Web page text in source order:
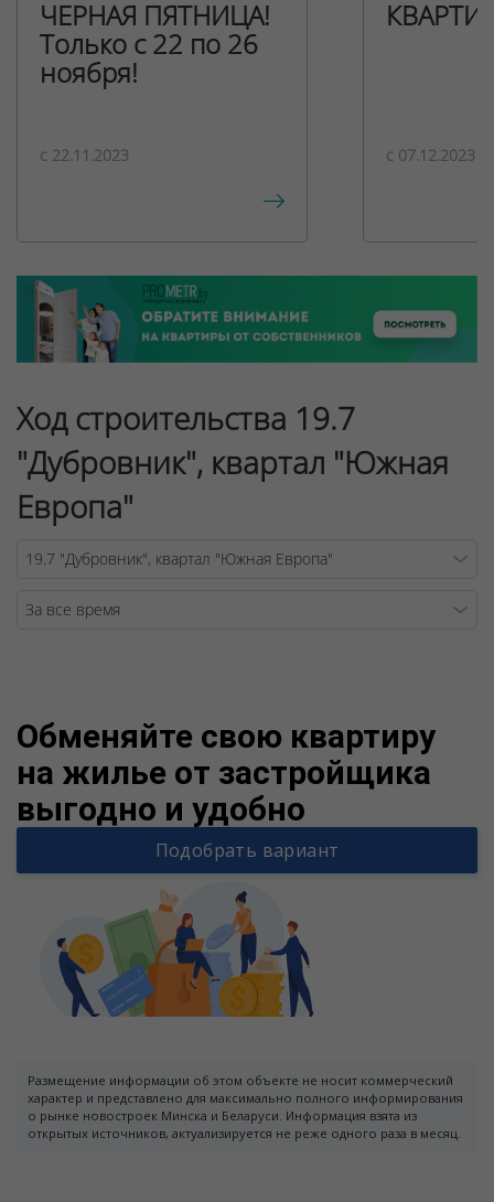
ЧЕРНАЯ ПЯТНИЦА!
Только с 22 по 26
ноября!
c 22.11.2023 c 07.12.2023
Ход строительства 19.7
"Дубровник", квартал "Южная
Европа"
Обменяйте свою квартиру
на жилье от застройщика
выгодно и удобно
Подобрать вариант
Размещение информации об этом объекте не носит коммерческий
характер и представлено для максимально полного информирования
о рынке новостроек Минска и Беларуси. Информация взята из
открытых источников, актуализируется не реже одного раза в месяц.